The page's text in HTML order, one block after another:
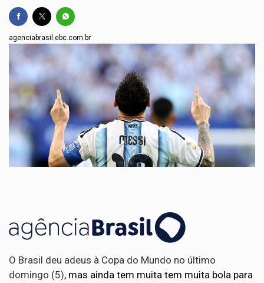
agenciabrasil.ebc.com.br
O Brasil deu adeus à Copa do Mundo no último
domingo (5), mas ainda tem muita tem muita bola para